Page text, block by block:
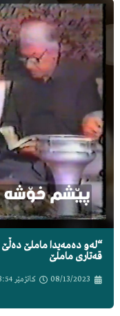
“لەو دەمەیدا ماملێ
قەتاری ماملێ
08/13/2023 کاتژمێر